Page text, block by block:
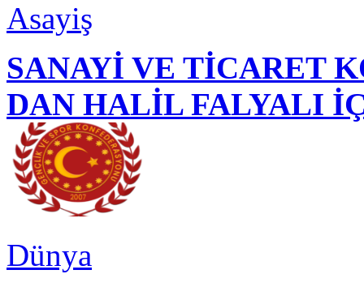
Asayiş
SANAYİ VE TİCARET
DAN HALİL FALYALI
Dünya